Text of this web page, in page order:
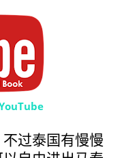
过泰国有慢慢